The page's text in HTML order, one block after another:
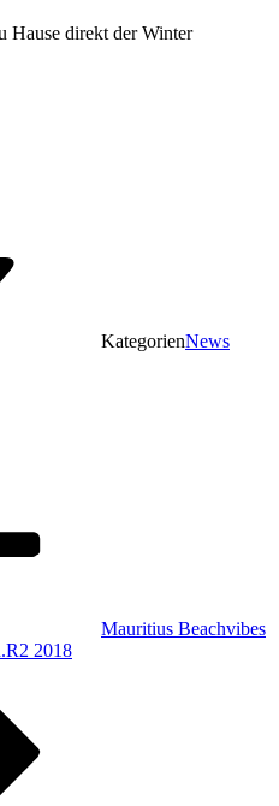
Hause direkt der Winter
KategorienNews
Mauritius Beachvibes
2018